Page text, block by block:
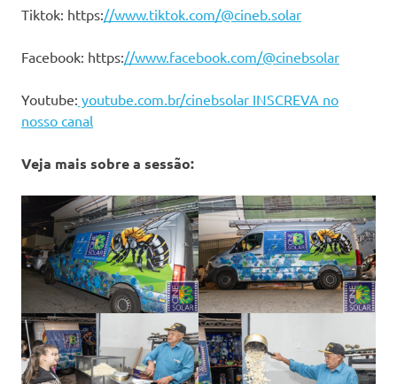
Tiktok: https://www.tiktok.com/@cineb.solar
Facebook: https://www.facebook.com/@cinebsolar
Youtube: youtube.com.br/cinebsolar INSCREVA no
nosso canal
Veja mais sobre a sessão: